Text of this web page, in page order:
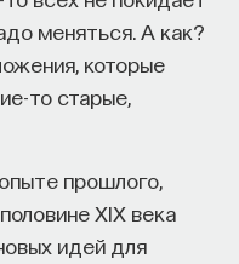
меняться. А как?
которые
то старые,
прошлого,
XIX века
идей для
студент,
меняющийся мир.
запрещать,
знаниям, но и самой